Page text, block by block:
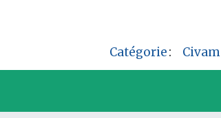
Catégorie: Civam